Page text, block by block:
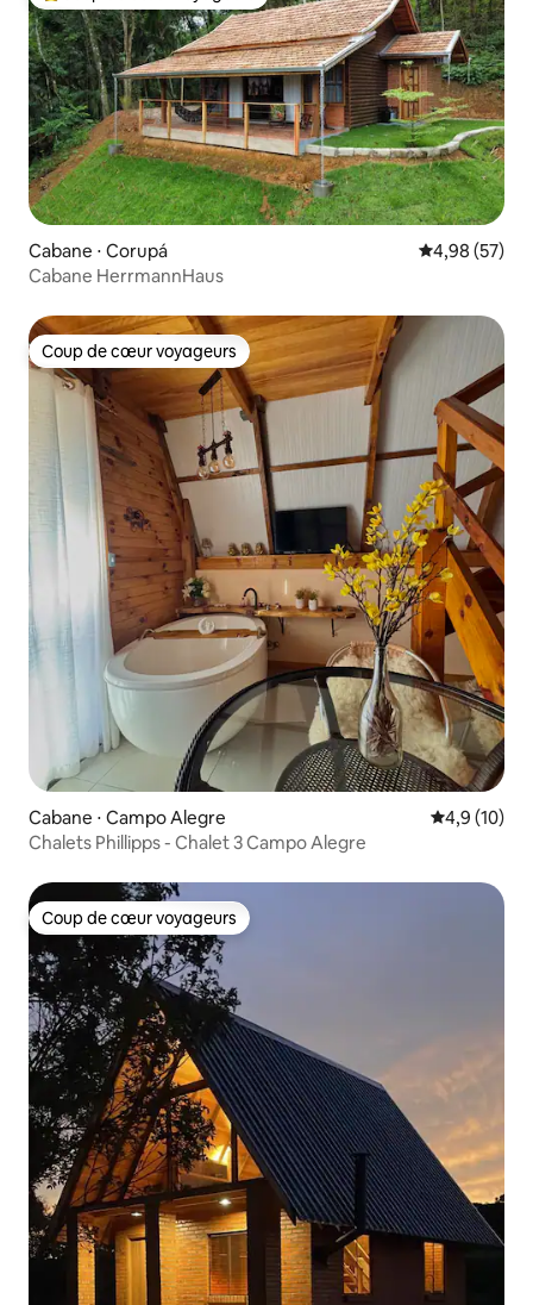
Cabane ⋅ Corupá Évaluation
4,98 (57)
Cabane HerrmannHaus
Coup de cœur voyageurs
Coup de cœur voyageurs
Cabane ⋅ Campo Alegre Évaluation
4,9 (10)
Chalets Phillipps - Chalet 3 Campo Alegre
Coup de cœur voyageurs
Coup de cœur voyageurs